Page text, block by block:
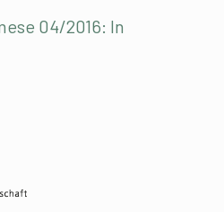
04/2016: In